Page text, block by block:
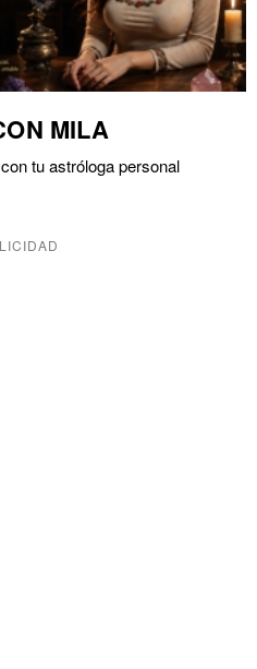
MILA
tu astróloga personal